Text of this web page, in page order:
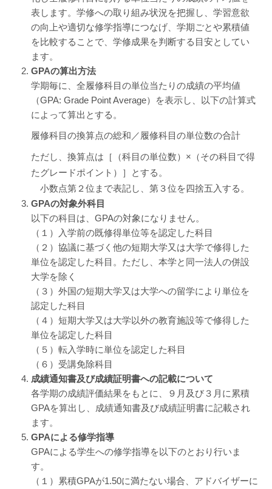
表します。学修への取り組み状況を把握し、学習意欲
の向上や適切な修学指導につなげ、学期ごとや累積値
を比較することで、学修成果を判断する目安としてい
ます。
GPAの算出方法
学期毎に、全履修科目の単位当たりの成績の平均値
（GPA: Grade Point Average）を表示し、以下の計算式
によって算出とする。
履修科目の換算点の総和／履修科目の単位数の合計
ただし、換算点は［（科目の単位数）×（その科目で得
たグレードポイント）］とする。
小数点第２位まで表記し、第３位を四捨五入する。
GPAの対象外科目
以下の科目は、GPAの対象になりません。
（１）入学前の既修得単位等を認定した科目
（２）協議に基づく他の短期大学又は大学で修得した
単位を認定した科目。ただし、本学と同一法人の併設
大学を除く
（３）外国の短期大学又は大学への留学により単位を
認定した科目
（４）短期大学又は大学以外の教育施設等で修得した
単位を認定した科目
（５）転入学時に単位を認定した科目
（６）受講免除科目
成績通知書及び成績証明書への記載について
各学期の成績評価結果をもとに、９月及び３月に累積
GPAを算出し、成績通知書及び成績証明書に記載され
ます。
GPAによる修学指導
GPAによる学生への修学指導を以下のとおり行いま
す。
（１）累積GPAが1.50に満たない場合、アドバイザーに